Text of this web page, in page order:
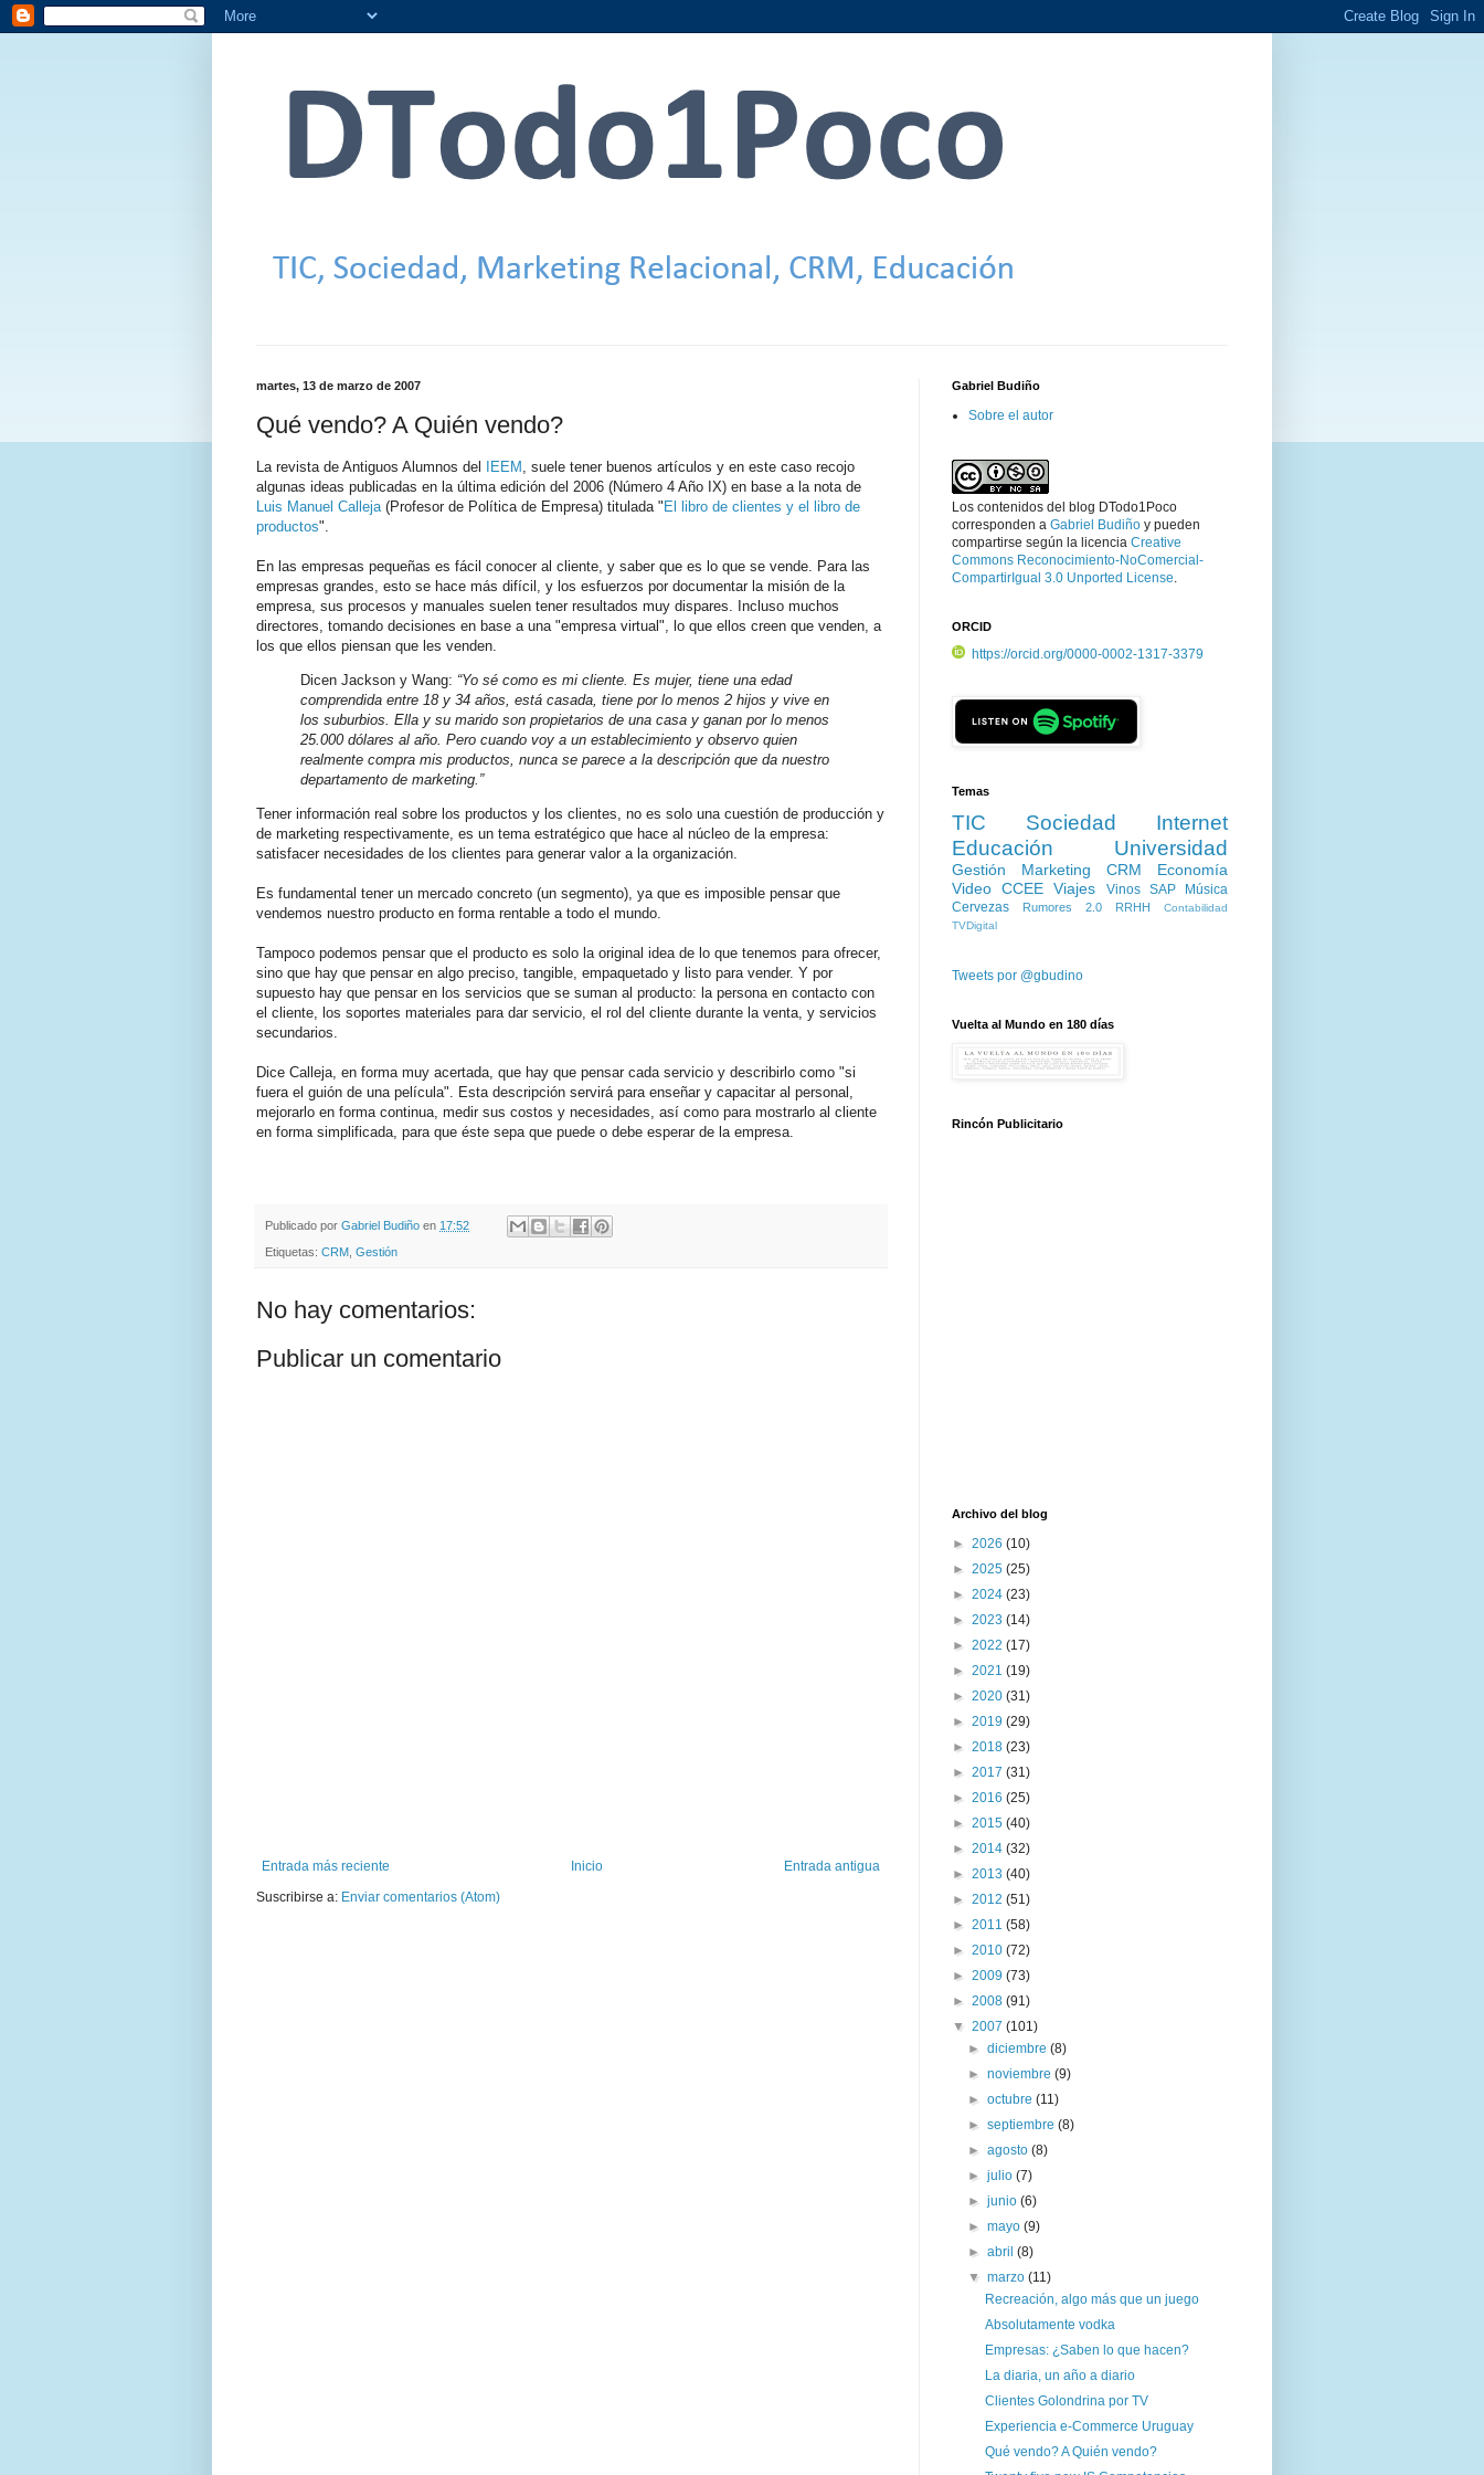
martes, 13 de marzo de 2007
Qué vendo? A Quién vendo?
La revista de Antiguos Alumnos del IEEM , suele tener buenos artículos y en este caso recojo
algunas ideas publicadas en la última edición del 2006 (Número 4 Año IX) en base a la nota de
Luis Manuel Calleja (Profesor de Política de Empresa) titulada "El libro de clientes y el libro de
productos".
En las empresas pequeñas es fácil conocer al cliente, y saber que es lo que se vende. Para las
empresas grandes, esto se hace más difícil, y los esfuerzos por documentar la misión de la
empresa, sus procesos y manuales suelen tener resultados muy dispares. Incluso muchos
directores, tomando decisiones en base a una "empresa virtual", lo que ellos creen que venden, a
los que ellos piensan que les venden.
Dicen Jackson y Wang: “Yo sé como es mi cliente. Es mujer, tiene una edad
comprendida entre 18 y 34 años, está casada, tiene por lo menos 2 hijos y vive en
los suburbios. Ella y su marido son propietarios de una casa y ganan por lo menos
25.000 dólares al año. Pero cuando voy a un establecimiento y observo quien
realmente compra mis productos, nunca se parece a la descripción que da nuestro
departamento de marketing.”
Tener información real sobre los productos y los clientes, no es solo una cuestión de producción y
de marketing respectivamente, es un tema estratégico que hace al núcleo de la empresa:
satisfacer necesidades de los clientes para generar valor a la organización.
Es fundamental tener un mercado concreto (un segmento), ya que es imposible pensar que
vendemos nuestro producto en forma rentable a todo el mundo.
Tampoco podemos pensar que el producto es solo la original idea de lo que tenemos para ofrecer,
sino que hay que pensar en algo preciso, tangible, empaquetado y listo para vender. Y por
supuesto hay que pensar en los servicios que se suman al producto: la persona en contacto con
el cliente, los soportes materiales para dar servicio, el rol del cliente durante la venta, y servicios
secundarios.
Dice Calleja, en forma muy acertada, que hay que pensar cada servicio y describirlo como "si
fuera el guión de una película". Esta descripción servirá para enseñar y capacitar al personal,
mejorarlo en forma continua, medir sus costos y necesidades, así como para mostrarlo al cliente
en forma simplificada, para que éste sepa que puede o debe esperar de la empresa.
Publicado por Gabriel Budiño en 17:52
Etiquetas: CRM, Gestión
No hay comentarios:
Publicar un comentario
Entrada más reciente Entrada antigua
Inicio
Suscribirse a: Enviar comentarios (Atom)
Gabriel Budiño
Sobre el autor
Los contenidos del blog DTodo1Poco
corresponden a Gabriel Budiño y pueden
compartirse según la licencia Creative
Commons Reconocimiento-NoComercial-
CompartirIgual 3.0 Unported License.
ORCID
https://orcid.org/0000-0002-1317-3379
Temas
TIC Sociedad
Internet
Educación
Universidad
Gestión Marketing CRM
Economía
Video CCEE Viajes Vinos SAP
Música
Cervezas
Rumores 2.0 RRHH
Contabilidad
TVDigital
Tweets por @gbudino
Vuelta al Mundo en 180 días
Rincón Publicitario
Archivo del blog
► 2026 (10)
► 2025 (25)
► 2024 (23)
► 2023 (14)
► 2022 (17)
► 2021 (19)
► 2020 (31)
► 2019 (29)
► 2018 (23)
► 2017 (31)
► 2016 (25)
► 2015 (40)
► 2014 (32)
► 2013 (40)
► 2012 (51)
► 2011 (58)
► 2010 (72)
► 2009 (73)
► 2008 (91)
▼ 2007 (101)
►diciembre(8)
►noviembre(9)
►octubre(11)
►septiembre(8)
►agosto(8)
►julio(7)
►junio(6)
►mayo(9)
►abril(8)
▼marzo(11)
Recreación, algo más que un juego
Absolutamente vodka
Empresas: ¿Saben lo que hacen?
La diaria, un año a diario
Clientes Golondrina por TV
Experiencia e-Commerce Uruguay
Qué vendo? A Quién vendo?